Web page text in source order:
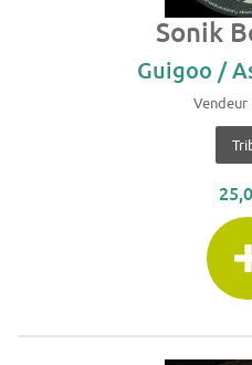
Sonik
Guigoo /
Vendeur